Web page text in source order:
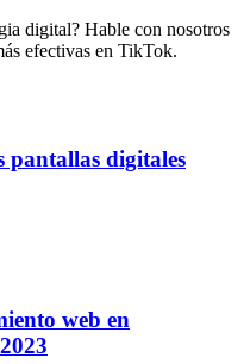
digital? Hable con nosotros
efectivas en TikTok.
pantallas digitales
web en